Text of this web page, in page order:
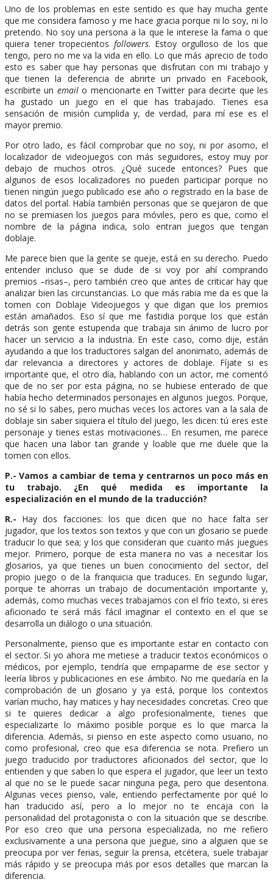
Uno de los problemas en este sentido es que hay mucha gente
que me considera famoso y me hace gracia porque ni lo soy, ni lo
pretendo. No soy una persona a la que le interese la fama o que
quiera tener tropecientos followers. Estoy orgulloso de los que
tengo, pero no me va la vida en ello. Lo que más aprecio de todo
esto es saber que hay personas que disfrutan con mi trabajo y
que tienen la deferencia de abrirte un privado en Facebook,
escribirte un emailo mencionarte en Twitter para decirte que les
ha gustado un juego en el que has trabajado. Tienes esa
sensación de misión cumplida y, de verdad, para mí ese es el
mayor premio.
Por otro lado, es fácil comprobar que no soy, ni por asomo, el
localizador de videojuegos con más seguidores, estoy muy por
debajo de muchos otros. ¿Qué sucede entonces? Pues que
algunos de esos localizadores no pueden participar porque no
tienen ningún juego publicado ese año o registrado en la base de
datos del portal. Había también personas que se quejaron de que
no se premiasen los juegos para móviles, pero es que, como el
nombre de la página indica, solo entran juegos que tengan
doblaje.
Me parece bien que la gente se queje, está en su derecho. Puedo
entender incluso que se dude de si voy por ahí comprando
premios –risas–, pero también creo que antes de criticar hay que
analizar bien las circunstancias. Lo que más rabia me da es que la
tomen con Doblaje Videojuegos y que digan que los premios
están amañados. Eso sí que me fastidia porque los que están
detrás son gente estupenda que trabaja sin ánimo de lucro por
hacer un servicio a la industria. En este caso, como dije, están
ayudando a que los traductores salgan del anonimato, además de
dar relevancia a directores y actores de doblaje. Fíjate si es
importante que, el otro día, hablando con un actor, me comentó
que de no ser por esta página, no se hubiese enterado de que
había hecho determinados personajes en algunos juegos. Porque,
no sé si lo sabes, pero muchas veces los actores van a la sala de
doblaje sin saber siquiera el título del juego, les dicen: tú eres este
personaje y tienes estas motivaciones… En resumen, me parece
que hacen una labor tan grande y loable que me duele que la
tomen con ellos.
P.- Vamos a cambiar de tema y centrarnos un poco más en
tu trabajo. ¿En qué medida es importante la
especialización en el mundo de la traducción?
R.- Hay dos facciones: los que dicen que no hace falta ser
jugador, que los textos son textos y que con un glosario se puede
traducir lo que sea; y los que consideran que cuanto más juegues
mejor. Primero, porque de esta manera no vas a necesitar los
glosarios, ya que tienes un buen conocimiento del sector, del
propio juego o de la franquicia que traduces. En segundo lugar,
porque te ahorras un trabajo de documentación importante y,
además, como muchas veces trabajamos con el frío texto, si eres
aficionado te será más fácil imaginar el contexto en el que se
desarrolla un diálogo o una situación.
Personalmente, pienso que es importante estar en contacto con
el sector. Si yo ahora me metiese a traducir textos económicos o
médicos, por ejemplo, tendría que empaparme de ese sector y
leería libros y publicaciones en ese ámbito. No me quedaría en la
comprobación de un glosario y ya está, porque los contextos
varían mucho, hay matices y hay necesidades concretas. Creo que
si te quieres dedicar a algo profesionalmente, tienes que
especializarte lo máximo posible porque es lo que marca la
diferencia. Además, si pienso en este aspecto como usuario, no
como profesional, creo que esa diferencia se nota. Prefiero un
juego traducido por traductores aficionados del sector, que lo
entienden y que saben lo que espera el jugador, que leer un texto
al que no se le puede sacar ninguna pega, pero que desentona.
Algunas veces pienso, vale, entiendo perfectamente por qué lo
han traducido así, pero a lo mejor no te encaja con la
personalidad del protagonista o con la situación que se describe.
Por eso creo que una persona especializada, no me refiero
exclusivamente a una persona que juegue, sino a alguien que se
preocupa por ver ferias, seguir la prensa, etcétera, suele trabajar
más rápido y se preocupa más por esos detalles que marcan la
diferencia.